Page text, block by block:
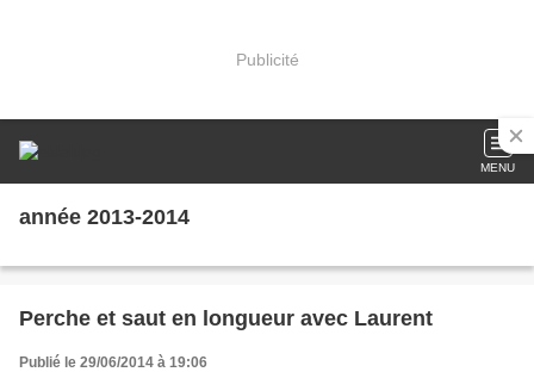
Publicité
MENU
année 2013-2014
Perche et saut en longueur avec Laurent
Publié le 29/06/2014 à 19:06